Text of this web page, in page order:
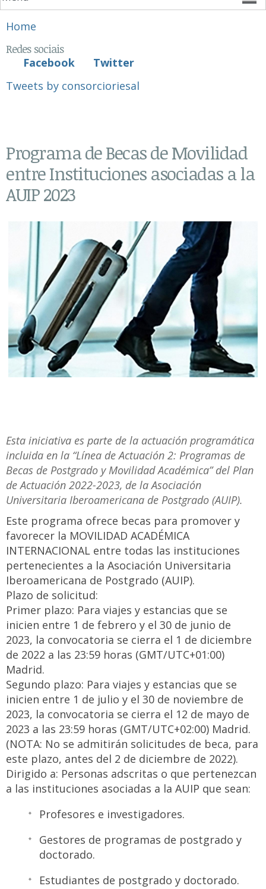
You are here
Home
Redes sociais
Facebook
Twitter
Tweets by consorcioriesal
Programa de Becas de Movilidad
entre Instituciones asociadas a la
AUIP 2023
Esta iniciativa es parte de la actuación programática
incluida en la “Línea de Actuación 2: Programas de
Becas de Postgrado y Movilidad Académica” del Plan
de Actuación 2022-2023, de la Asociación
Universitaria Iberoamericana de Postgrado (AUIP).
Este programa ofrece becas para promover y
favorecer la MOVILIDAD ACADÉMICA
INTERNACIONAL entre todas las instituciones
pertenecientes a la Asociación Universitaria
Iberoamericana de Postgrado (AUIP).
Plazo de solicitud:
Primer plazo: Para viajes y estancias que se
inicien entre 1 de febrero y el 30 de junio de
2023, la convocatoria se cierra el 1 de diciembre
de 2022 a las 23:59 horas (GMT/UTC+01:00)
Madrid.
Segundo plazo: Para viajes y estancias que se
inicien entre 1 de julio y el 30 de noviembre de
2023, la convocatoria se cierra el 12 de mayo de
2023 a las 23:59 horas (GMT/UTC+02:00) Madrid.
(NOTA: No se admitirán solicitudes de beca, para
este plazo, antes del 2 de diciembre de 2022).
Dirigido a: Personas adscritas o que pertenezcan
a las instituciones asociadas a la AUIP que sean:
Profesores e investigadores.
Gestores de programas de postgrado y
doctorado.
Estudiantes de postgrado y doctorado.